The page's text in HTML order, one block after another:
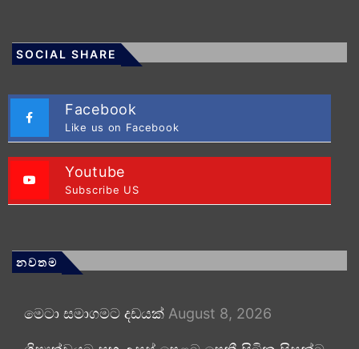
SOCIAL SHARE
Facebook
Like us on Facebook
Youtube
Subscribe US
නවතම
මෙටා සමාගමට දඩයක් August 8, 2026